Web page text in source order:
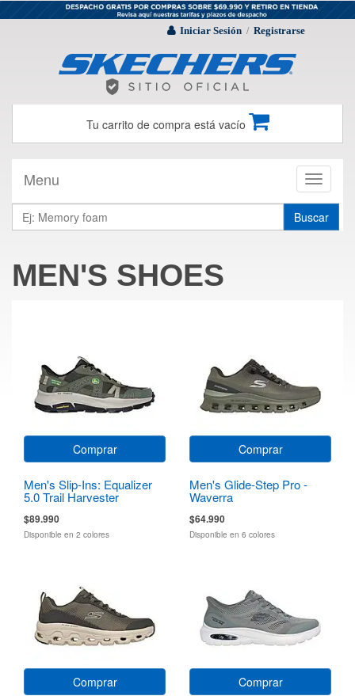
Iniciar Sesión / Registrarse
Tu carrito de compra está vacío
Toggle
Menu
Buscar
MEN'S SHOES
Comprar
Men's Slip-Ins: Equalizer
5.0 Trail Harvester
$89.990
Disponible en 2 colores
Comprar
Men's Glide-Step Pro -
Waverra
$64.990
Disponible en 6 colores
Comprar Comprar